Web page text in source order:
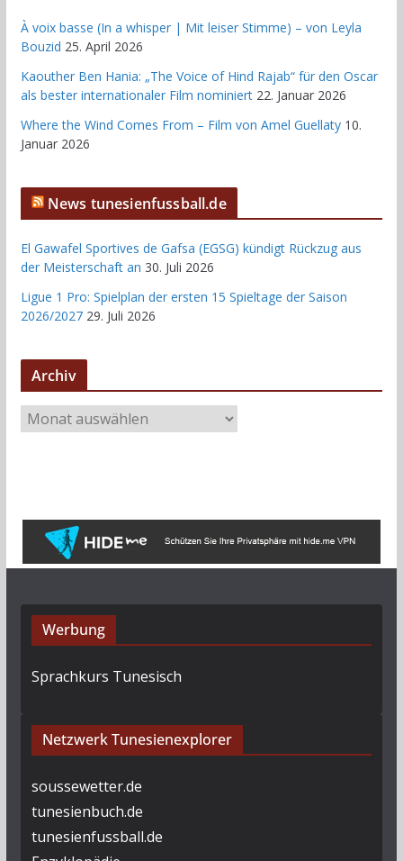
À voix basse (In a whisper | Mit leiser Stimme) – von Leyla
Bouzid 25. April 2026
Kaouther Ben Hania: „The Voice of Hind Rajab“ für den Oscar
als bester internationaler Film nominiert 22. Januar 2026
Where the Wind Comes From – Film von Amel Guellaty 10.
Januar 2026
News tunesienfussball.de
El Gawafel Sportives de Gafsa (EGSG) kündigt Rückzug aus
der Meisterschaft an 30. Juli 2026
Ligue 1 Pro: Spielplan der ersten 15 Spieltage der Saison
2026/2027 29. Juli 2026
Archiv
r
Werbung
Sprachkurs Tunesisch
Netzwerk Tunesienexplorer
soussewetter.de
tunesienbuch.de
tunesienfussball.de